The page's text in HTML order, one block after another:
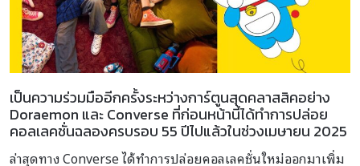
เป็นความร่วมมืออีกครั้งระหว่างการ์ตูนสุดคลาสสิคอย่าง
Doraemon และ Converse ที่ก่อนหน้านี้ได้ทำการปล่อย
คอลเลคชั่นฉลองครบรอบ 55 ปีไปแล้วในช่วงเมษายน 2025
ล่าสุดทาง Converse ได้ทำการปล่อยคอลเลคชั่นใหม่ออกมาเพิ่ม